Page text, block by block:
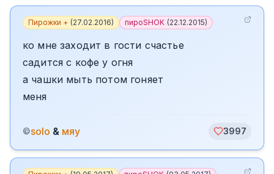
Пирожки + (27.02.2016) пироSHOK (22.12.2015)
ко мне заходит в гости счастье
садится с кофе у огня
а чашки мыть потом гоняет
меня
©solo & мяу 3997